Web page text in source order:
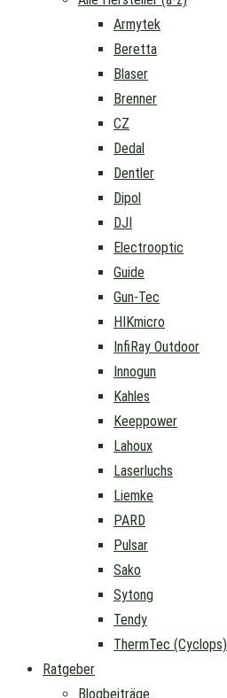
Armytek
Beretta
Blaser
Brenner
CZ
Dedal
Dentler
Dipol
DJI
Electrooptic
Guide
Gun-Tec
HIKmicro
InfiRay Outdoor
Innogun
Kahles
Keeppower
Lahoux
Laserluchs
Liemke
PARD
Pulsar
Sako
Sytong
Tendy
ThermTec (Cyclops)
Ratgeber
Blogbeiträge